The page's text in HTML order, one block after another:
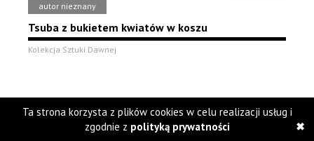
autor nieznany
Tsuba z bukietem kwiatów w koszu
Kolekcja Sztuki Dawnej
Ta strona korzysta z plików cookies w celu realizacji usług i
zgodnie z polityką prywatności